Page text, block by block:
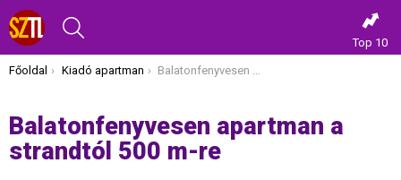
Top 10
Itt vagy most:
Főoldal Kiadó apartman Balatonfenyvesen apartman a strandtól 500 m-re
Balatonfenyvesen apartman a
strandtól 500 m-re